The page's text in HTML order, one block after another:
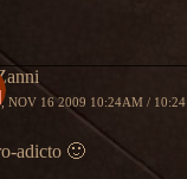
NOV 16 2009 10:24AM / 10:24
adicto 🙂